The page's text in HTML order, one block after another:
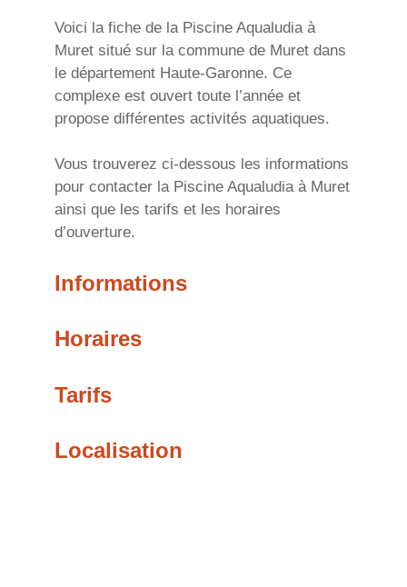
Voici la fiche de la Piscine Aqualudia à
Muret situé sur la commune de Muret dans
le département Haute-Garonne. Ce
complexe est ouvert toute l’année et
propose différentes activités aquatiques.
Vous trouverez ci-dessous les informations
pour contacter la Piscine Aqualudia à Muret
ainsi que les tarifs et les horaires
d’ouverture.
Informations
Horaires
Tarifs
Localisation